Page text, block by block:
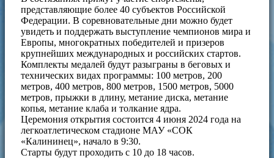
представляющие более 40 субъектов Российской
Федерации. В соревновательные дни можно будет
увидеть и поддержать выступление чемпионов мира и
Европы, многократных победителей и призеров
крупнейших международных и российских стартов.
Комплекты медалей будут разыграны в беговых и
технических видах программы: 100 метров, 200
метров, 400 метров, 800 метров, 1500 метров, 5000
метров, прыжки в длину, метание диска, метание
копья, метание клаба и толкание ядра.
Церемония открытия состоится 4 июня 2024 года на
легкоатлетическом стадионе МАУ «СОК
«Калининец», начало в 9:30.
Старты будут проходить с 10 до 18 часов.